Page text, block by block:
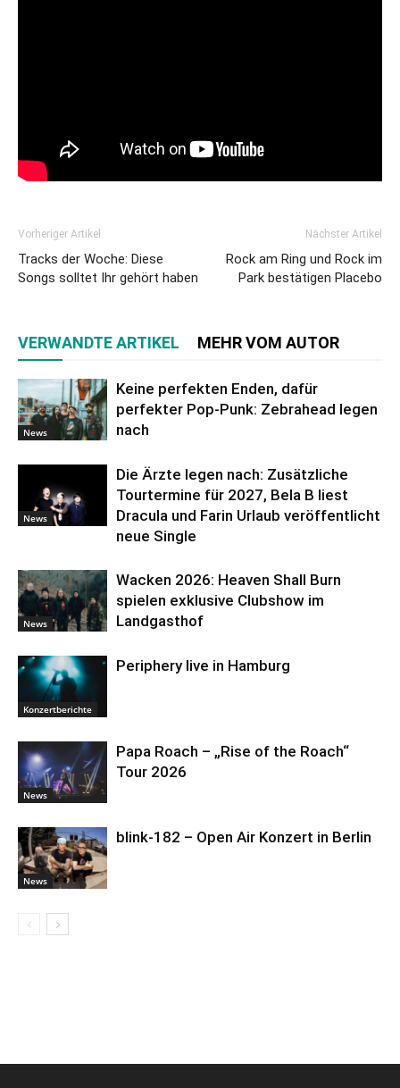
Vorheriger Artikel
Tracks der Woche: Diese
Songs solltet Ihr gehört haben
Nächster Artikel
Rock am Ring und Rock im
Park bestätigen Placebo
VERWANDTE ARTIKEL MEHR VOM AUTOR
News
Keine perfekten Enden, dafür
perfekter Pop-Punk: Zebrahead legen
nach
News
Die Ärzte legen nach: Zusätzliche
Tourtermine für 2027, Bela B liest
Dracula und Farin Urlaub veröffentlicht
neue Single
News
Wacken 2026: Heaven Shall Burn
spielen exklusive Clubshow im
Landgasthof
Konzertberichte
Periphery live in Hamburg
News
Papa Roach – „Rise of the Roach“
Tour 2026
News
blink-182 – Open Air Konzert in Berlin